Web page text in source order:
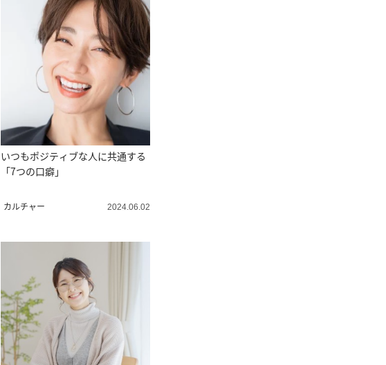
いつもポジティブな人に共通する
「7つの口癖」
カルチャー 2024.06.02